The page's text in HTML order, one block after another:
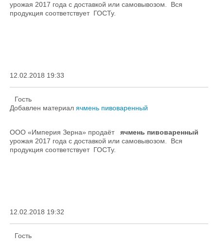
урожая 2017 года с доставкой или самовывозом. Вся
продукция соответствует ГОСТу.
12.02.2018 19:33
Гость
Добавлен материал ячмень пивоваренный
ООО «Империя Зерна» продаёт ячмень пивоваренный
урожая 2017 года с доставкой или самовывозом. Вся
продукция соответствует ГОСТу.
12.02.2018 19:32
Гость